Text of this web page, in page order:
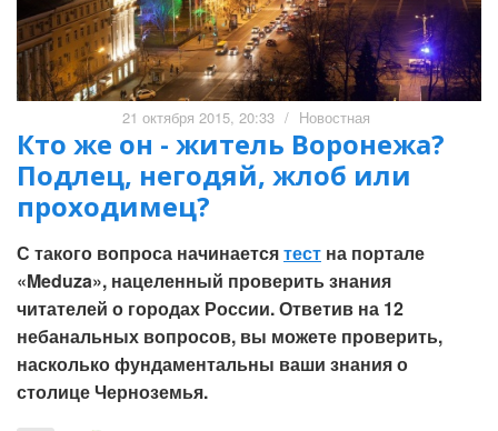
21 октября 2015, 20:33 / Новостная
Кто же он - житель Воронежа?
Подлец, негодяй, жлоб или
проходимец?
С такого вопроса начинаетсятест на портале
«Meduza», нацеленный проверить знания
читателей о городах России. Ответив на 12
небанальных вопросов, вы можете проверить,
насколько фундаментальны ваши знания о
столице Черноземья.